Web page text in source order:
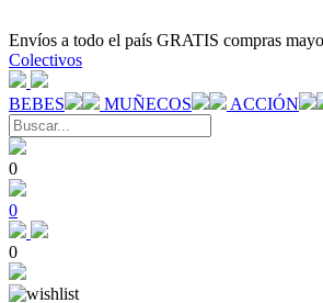
Envíos a todo el país GRATIS compras
Colectivos
BEBES MUÑECOS ACCIÓN
0
0
0